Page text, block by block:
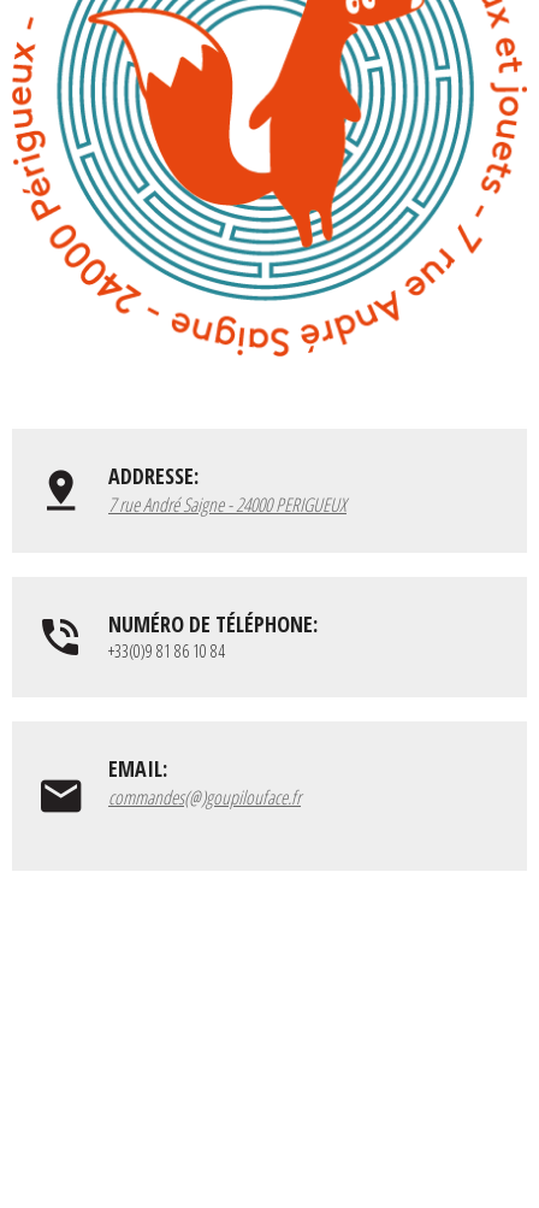
ADDRESSE:
7 rue André Saigne - 24000 PERIGUEUX
NUMÉRO DE TÉLÉPHONE:
+33(0)9 81 86 10 84
EMAIL:
commandes(@)goupilouface.fr